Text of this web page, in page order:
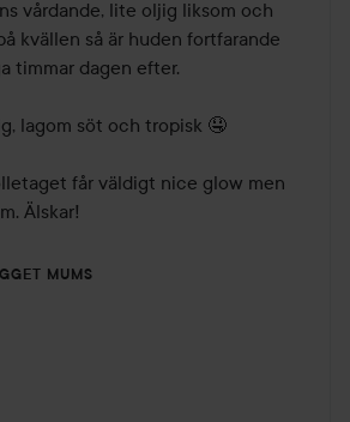
vårdande, lite oljig liksom och
kvällen så är huden fortfarande
timmar dagen efter.
lagom söt och tropisk 🤤
får väldigt nice glow men
Älskar!
MUMS